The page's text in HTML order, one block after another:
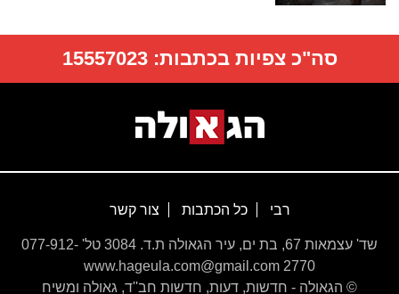
סה"כ צפיות בכתבות:15557023
רבי כל הכתבות צור קשר
שד' עצמאות 67, בת ים, עיר הגאולה ת.ד. 3084 טל' 077-912-
2770 www.hageula.com@gmail.com
© הגאולה - חדשות, דעות, חדשות חב''ד, גאולה ומשיח